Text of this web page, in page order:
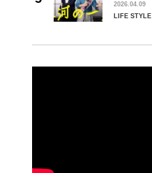
2026.04.09
LIFE STYLE